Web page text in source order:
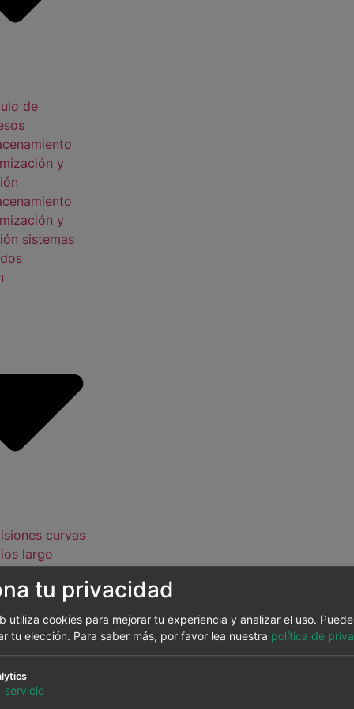
de
y
y
sistemas
curvas
largo
de
cities
tu privacidad
utiliza cookies para mejorar tu experiencia y analizar el uso.
tu elección. Para saber más, por favor lea nuestra política de
servicio